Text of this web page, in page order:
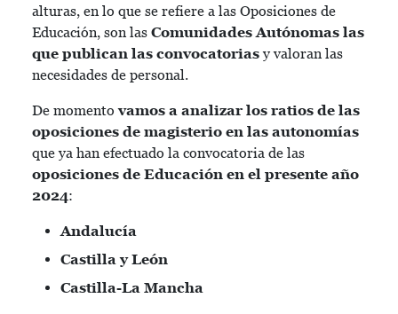
alturas, en lo que se refiere a las Oposiciones de
Educación, son las Comunidades Autónomas las
que publican las convocatoriasy valoran las
necesidades de personal.
De momentovamos a analizar los ratios de las
oposiciones de magisterio en las autonomías
que ya han efectuado la convocatoria de las
oposiciones de Educación en el presente año
2024:
Andalucía
Castilla y León
Castilla-La Mancha